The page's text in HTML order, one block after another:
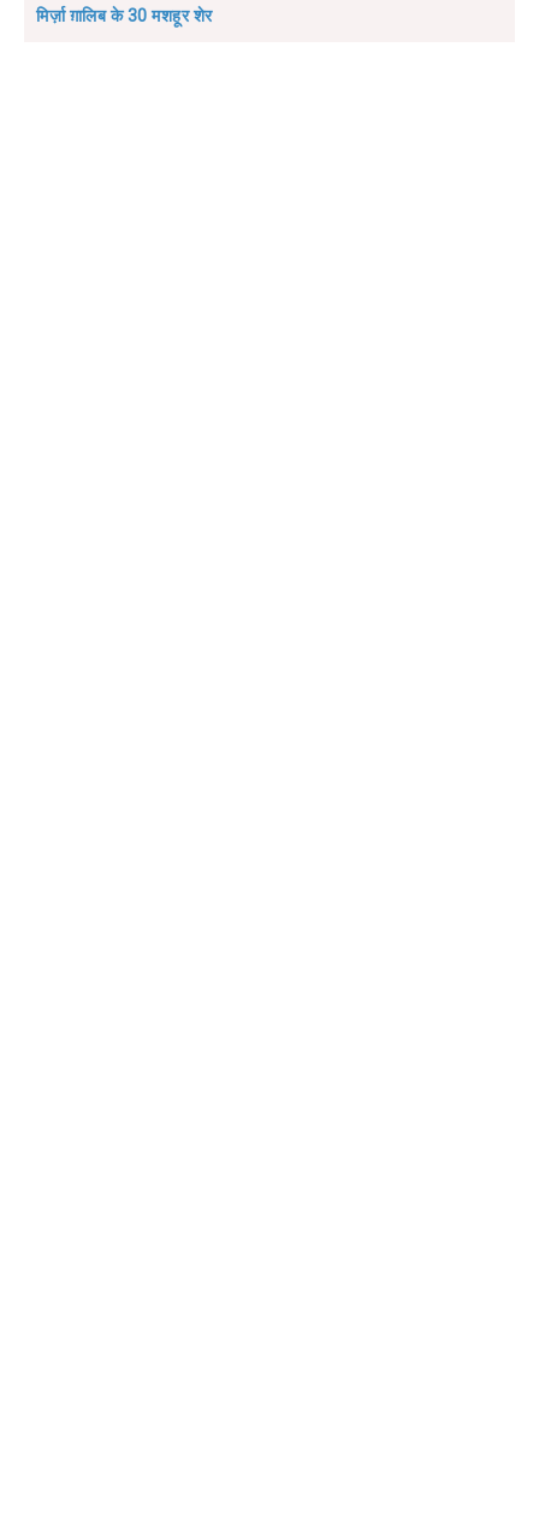
मिर्ज़ा ग़ालिब के 30 मशहूर शेर